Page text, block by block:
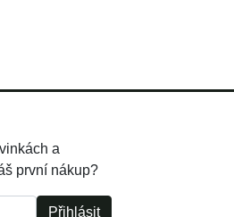
a
první nákup?
Přihlásit